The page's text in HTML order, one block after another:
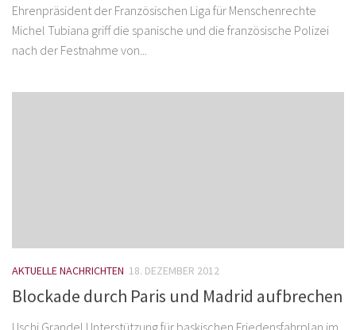
Ehrenpräsident der Französischen Liga für Menschenrechte
Michel Tubiana griff die spanische und die französische Polizei
nach der Festnahme von...
AKTUELLE NACHRICHTEN 18. DEZEMBER 2012
Blockade durch Paris und Madrid aufbrechen